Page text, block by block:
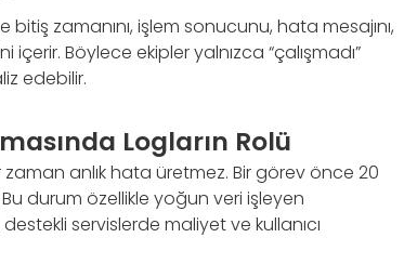
zamanını, işlem sonucunu, hata mesajını,
içerir. Böylece ekipler yalnızca “çalışmadı”
edebilir.
Logların Rolü
anlık hata üretmez. Bir görev önce 20
durum özellikle yoğun veri işleyen
servislerde maliyet ve kullanıcı